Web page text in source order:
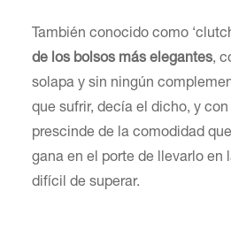
También conocido como
de los bolsos más elegantes,
solapa y sin ningún
que sufrir, decía el dicho, y
prescinde de la comodidad
gana en el porte de llevarlo en
difícil de superar.